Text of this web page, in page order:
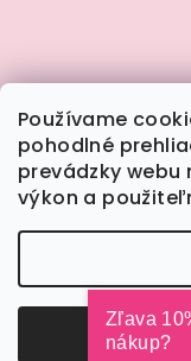
Používame
pohodlné
prevádzky webu
výkon a
Copyright
Zľava
nákup?